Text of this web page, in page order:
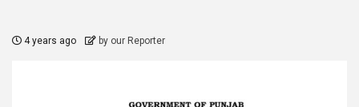
4 years ago by our Reporter